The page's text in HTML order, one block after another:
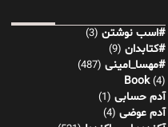
#اسب نوشتن (3)
#کتابدان (9)
#مهسا_امینی (487)
Book(4)
آدم حسابی (1)
آدم عوضی (4)